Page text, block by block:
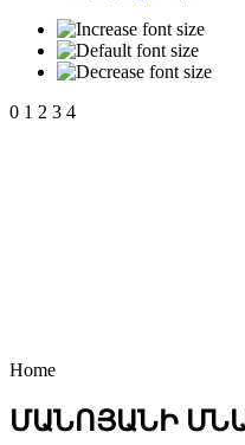
0 1 2 3 4
Home
ՄԱՆՈՅԱՆԻ